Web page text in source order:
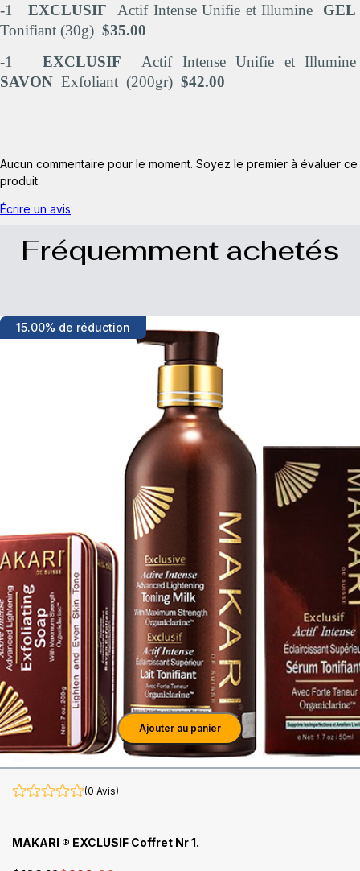
-1
EXCLUSIF Actif Intense Unifie et Illumine GEL
Tonifiant (30g) $35.00
-1EXCLUSIF
Actif Intense Unifie et Illumine
SAVON Exfoliant (200gr) $42.00
Aucun commentaire pour le moment. Soyez le premier à évaluer ce
produit.
Écrire un avis
Fréquemment achetés
15.00% de réduction
Ajouter au panier
(0 Avis)
MAKARI ® EXCLUSIF Coffret Nr 1.